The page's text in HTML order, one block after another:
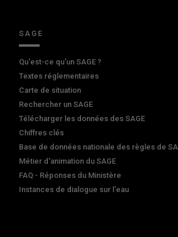
SAGE
Qu'est-ce qu'un SAGE ?
Textes réglementaires
Carte de situation
Rechercher un SAGE
Télécharger les données des SAGE
Chiffres clés
Base de données nationale des règles de
Métier d'animation du SAGE
FAQ - Réponses du Ministère
Instances de dialogue sur l'eau